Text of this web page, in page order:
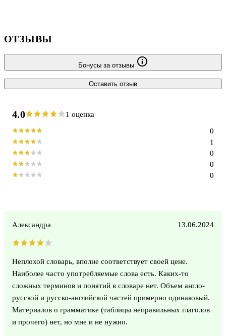
ОТЗЫВЫ
Бонусы за отзывы
Оставить отзыв
4.0 1 оценка
0
0
0
1
0
Александра 13.06.2024
Неплохой словарь, вполне соответствует своей цене.
Наиболее часто употребляемые слова есть. Каких-то
сложных терминов и понятий в словаре нет. Объем англо-
русской и русско-английской частей примерно одинаковый.
Материалов о грамматике (таблицы неправильных глаголов
и прочего) нет, но мне и не нужно.